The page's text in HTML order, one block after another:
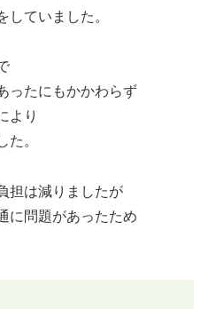
していました。
ったにもかかわらず
より
た。
担は減りましたが
に問題があったため